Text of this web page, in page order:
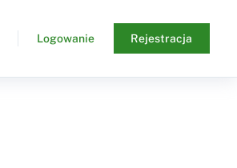
Logowanie Rejestracja